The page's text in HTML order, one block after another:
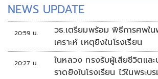
NEWS UPDATE
20:59 น.
วธ.เตรียมพร้อม พิธีการศพใน
เคราะห์ เหตุยิงในโรงเรียน
20:27 น.
ในหลวง ทรงรับผู้เสียชีวิตและ
ราดยิงในโรงเรียน ไว้ในพระบร